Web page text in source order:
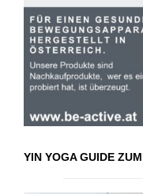
YIN YOGA GUIDE